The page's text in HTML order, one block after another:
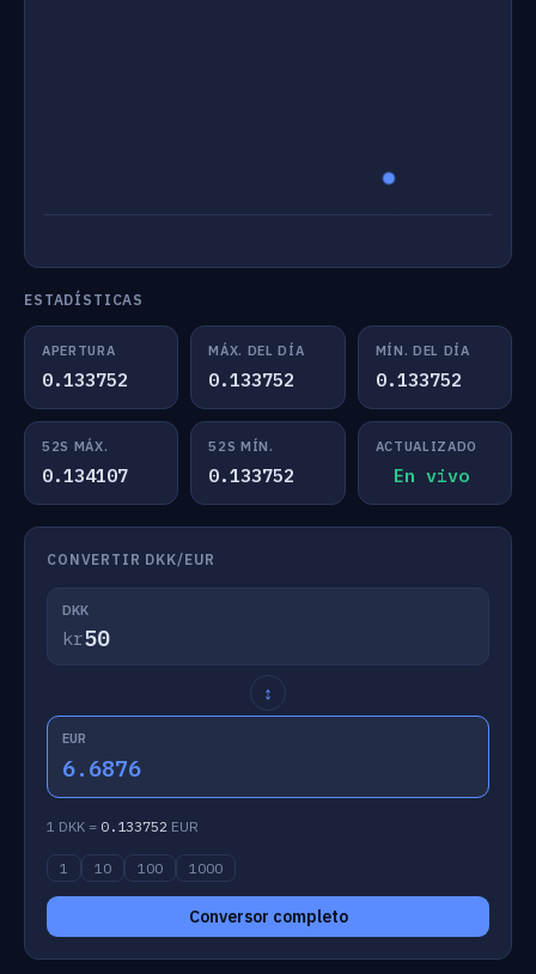
ESTADÍSTICAS
APERTURA
0.133752
MÁX. DEL DÍA
0.133752
MÍN. DEL DÍA
0.133752
52S MÁX.
0.134107
52S MÍN.
0.133752
ACTUALIZADO
En vivo
CONVERTIR DKK/EUR
DKK
kr
↕
EUR
6.6876
1 DKK = 0.133752 EUR
1 10 100 1000
Conversor completo